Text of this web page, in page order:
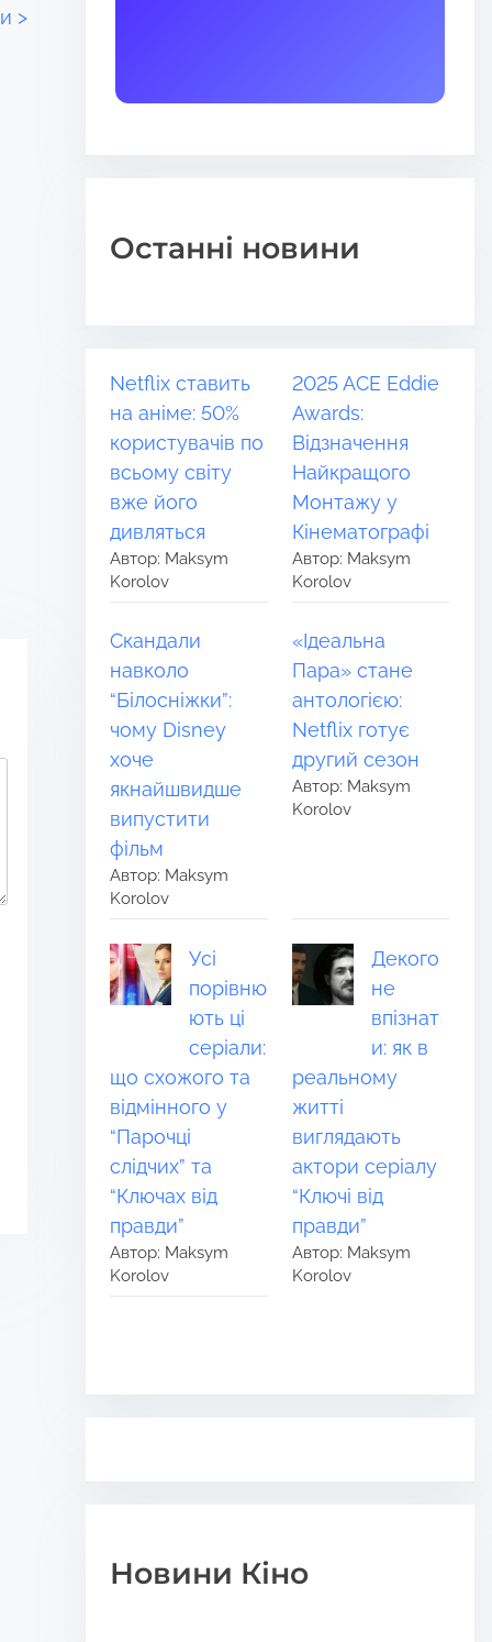
>
Останні новини
Netflix ставить
на аніме: 50%
користувачів по
всьому світу
вже його
дивляться
Автор: Maksym
Korolov
2025 ACE Eddie
Awards:
Відзначення
Найкращого
Монтажу у
Кінематографі
Автор: Maksym
Korolov
Скандали
навколо
“Білосніжки”:
чому Disney
хоче
якнайшвидше
випустити
фільм
Автор: Maksym
Korolov
«Ідеальна
Пара» стане
антологією:
Netflix готує
другий сезон
Автор: Maksym
Korolov
Усі
порівню
ють ці
серіали:
що схожого та
відмінного у
“Парочці
слідчих” та
“Ключах від
правди”
Автор: Maksym
Korolov
Декого
не
впізнат
и: як в
реальному
житті
виглядають
актори серіалу
“Ключі від
правди”
Автор: Maksym
Korolov
Новини Кіно